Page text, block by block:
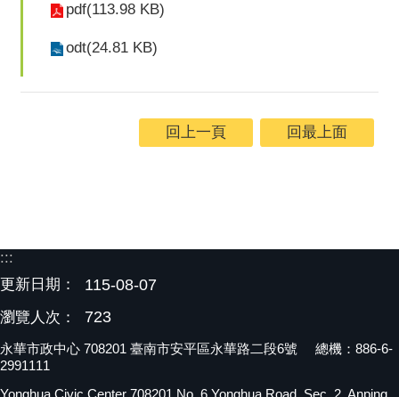
pdf(113.98 KB)
odt(24.81 KB)
回上一頁 回最上面
:::
更新日期：
115-08-07
瀏覽人次： 723
永華市政中心 708201 臺南市安平區永華路二段6號 總機：886-6-
2991111